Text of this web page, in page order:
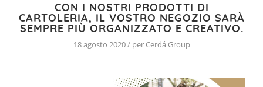
CON I NOSTRI PRODOTTI DI
CARTOLERIA, IL VOSTRO NEGOZIO SARÀ
SEMPRE PIÙ ORGANIZZATO E CREATIVO.
18 agosto 2020 / per Cerdá Group